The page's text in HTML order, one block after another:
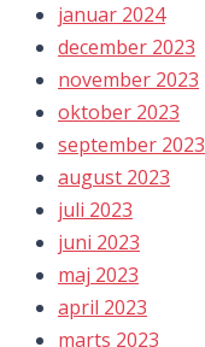
januar 2024
december 2023
november 2023
oktober 2023
september 2023
august 2023
juli 2023
juni 2023
maj 2023
april 2023
marts 2023